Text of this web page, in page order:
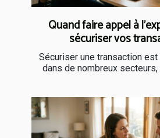
Quand faire appel à
sécuriser vos
Sécuriser une transaction est
dans de nombreux